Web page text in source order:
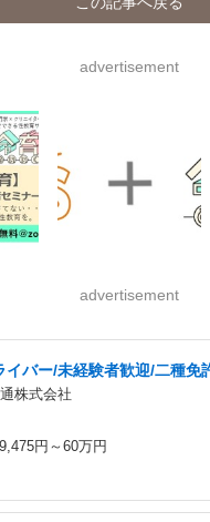
advertisement
advertisement
イバー/未経験者歓迎/二種免
株式会社
円～60万円